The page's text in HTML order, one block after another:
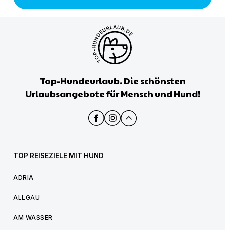
Top-Hundeurlaub. Die schönsten
Urlaubsangebote für Mensch und Hund!
TOP REISEZIELE MIT HUND
ADRIA
ALLGÄU
AM WASSER